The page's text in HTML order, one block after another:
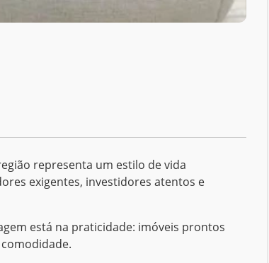
representa um estilo de vida
exigentes, investidores atentos e
está na praticidade: imóveis prontos